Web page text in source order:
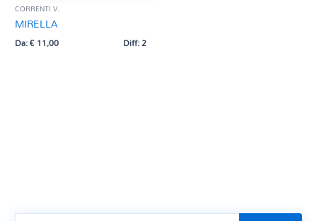
CORRENTI V.
MIRELLA
Da:€11,00 Diff: 2